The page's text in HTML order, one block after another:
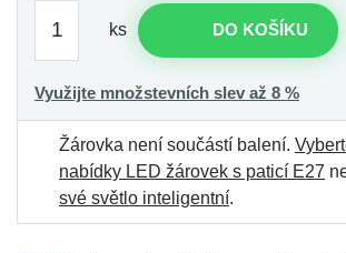
ks DO KOŠÍKU
Využijte množstevních slev až 8 %
Žárovka není součástí balení.
nabídky LED žárovek s paticí E27
své světlo inteligentní.